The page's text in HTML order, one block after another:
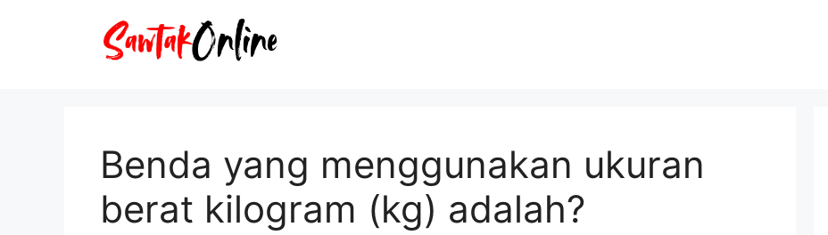
Benda yang menggunakan ukuran
berat kilogram (kg) adalah?